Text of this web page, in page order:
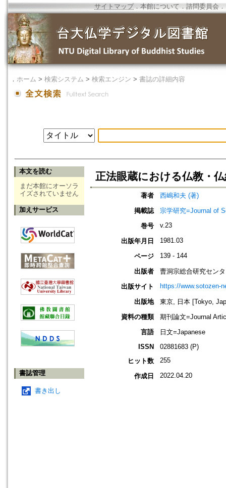
サイトマップ．本館について ． 諮問委員会 ．
． ホーム > 検索システム > 検索エンジン > 書誌の詳細内容
本文を読む
まだ本館にオーソラ
イズされていません
加えサービス
書誌管理
書き出し
正法眼蔵における仏教・
著者
西嶋和夫 (著)
掲載誌
宗学研究=Journal of
巻号
v.23
出版年月日 1981.03
ページ 139 - 144
出版者
曹洞宗総合研究セン
出版サイト
https://www.sotozen-
出版地
東京, 日本 [Tokyo,
資料の種類
期刊論文=Journal
言語
日文=Japanese
ISSN
02881683 (P)
ヒット数
255
作成日 2022.04.20